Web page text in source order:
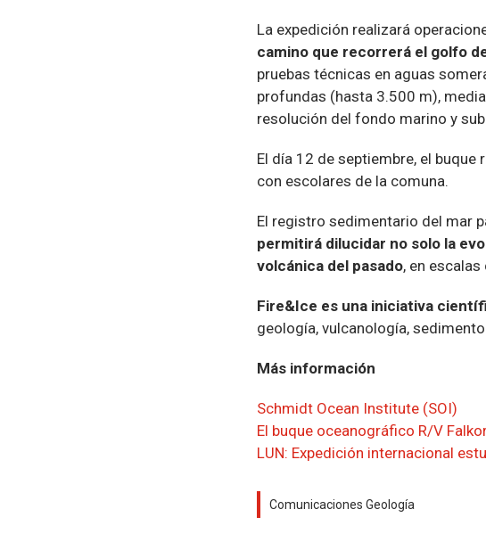
La expedición realizará
camino que recorrerá el golfo
pruebas técnicas en aguas
profundas (hasta 3.500 m),
resolución del fondo marino y
El día 12 de septiembre, el
con escolares de la comuna.
El registro sedimentario del mar
permitirá dilucidar no solo la
volcánica del pasado, en
Fire&Ice es una iniciativa
geología, vulcanología,
Más información
Schmidt Ocean Institute (SOI)
El buque oceanográfico R/V
LUN: Expedición internacional
Comunicaciones Geología